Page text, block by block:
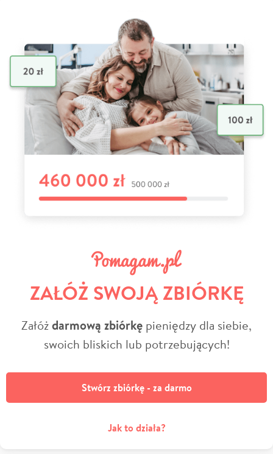
ZAŁÓŻ SWOJĄ ZBIÓRKĘ
Załóżdarmową zbiórkę pieniędzy dla siebie,
swoich bliskich lub potrzebujących!
Stwórz zbiórkę - za darmo
Jak to działa?